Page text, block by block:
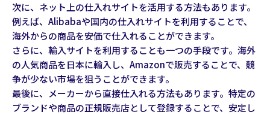
次に、ネット上の仕入れサイトを活用する方法もあります。
例えば、Alibabaや国内の仕入れサイトを利用することで、
海外からの商品を安価で仕入れることができます。
さらに、輸入サイトを利用することも一つの手段です。海外
の人気商品を日本に輸入し、Amazonで販売することで、競
争が少ない市場を狙うことができます。
最後に、メーカーから直接仕入れる方法もあります。特定の
ブランドや商品の正規販売店として登録することで、安定し